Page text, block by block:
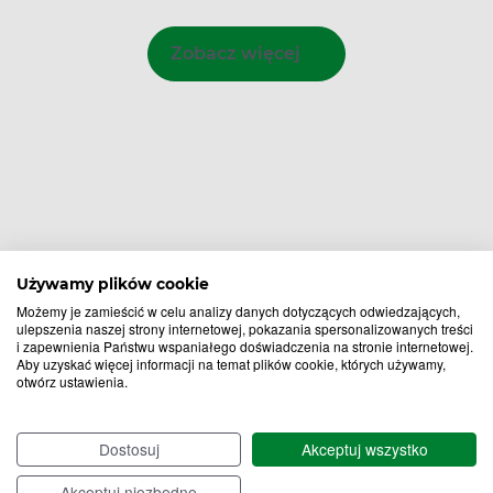
Używamy plików cookie
Możemy je zamieścić w celu analizy danych dotyczących odwiedzających,
ulepszenia naszej strony internetowej, pokazania spersonalizowanych treści
i zapewnienia Państwu wspaniałego doświadczenia na stronie internetowej.
Aby uzyskać więcej informacji na temat plików cookie, których używamy,
otwórz ustawienia.
Dostosuj
Akceptuj wszystko
Zobacz więcej
Bądź na bieżąco,
zapisz się na nasz newsletter!